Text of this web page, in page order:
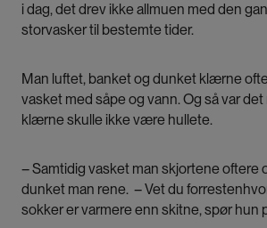
i dag, det drev ikke allmuen med den
storvasker til bestemte tider.
Man luftet, banket og dunket klærne
vasket med såpe og vann. Og så var
klærne skulle ikke være hullete.
– Samtidig vasket man skjortene oftere
dunket man rene. – Vet du
sokker er varmere enn skitne, spør hun